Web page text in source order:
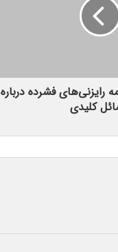
رایزنی‌های فشرده درباره
کلیدی